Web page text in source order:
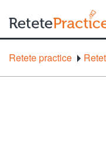
Retete practice